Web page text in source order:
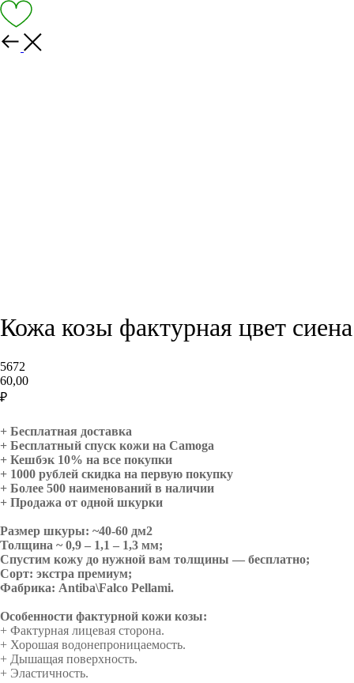
Кожа козы фактурная цвет сиена
5672
60,00
₽
+ Бесплатная доставка
+ Бесплатный спуск кожи на Camoga
+ Кешбэк 10% на все покупки
+ 1000 рублей скидка на первую покупку
+ Более 500 наименований в наличии
+ Продажа от одной шкурки
Размер шкуры: ~40-60 дм2
Толщина ~ 0,9 – 1,1 – 1,3 мм;
Спустим кожу до нужной вам толщины — бесплатно;
Сорт: экстра премиум;
Фабрика: Antiba\Falco Pellami.
Особенности фактурной кожи козы:
+ Фактурная лицевая сторона.
+ Хорошая водонепроницаемость.
+ Дышащая поверхность.
+ Эластичность.